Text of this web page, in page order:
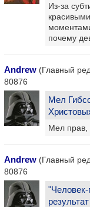
Из-за
почему
Andrew (Главный
80876
Мел
Мел прав,
Andrew (Главный
80876